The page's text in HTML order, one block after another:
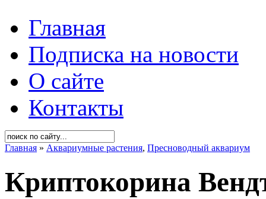
Главная
Подписка на новости
О сайте
Контакты
Главная » Аквариумные растения, Пресноводный аквариум
Криптокорина